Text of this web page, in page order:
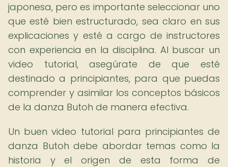
japonesa, pero es importante seleccionar uno
que esté bien estructurado, sea claro en sus
explicaciones y esté a cargo de instructores
con experiencia en la disciplina. Al buscar un
video tutorial, asegúrate de que esté
destinado a principiantes, para que puedas
comprender y asimilar los conceptos básicos
de la danza Butoh de manera efectiva.
Un buen video tutorial para principiantes de
danza Butoh debe abordar temas como la
historia y el origen de esta forma de